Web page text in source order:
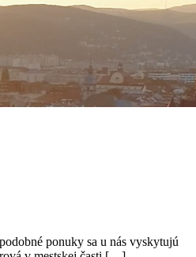
ponuky sa u nás vyskytujú